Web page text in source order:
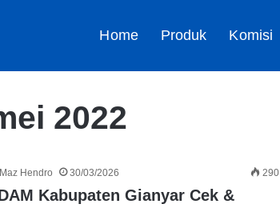
Home Produk Komisi
2022
Maz Hendro 30/03/2026 290
Kabupaten Gianyar Cek &